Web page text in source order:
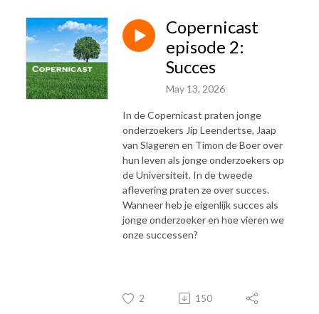
Welke tegenslagen en successen maken ze mee? Wat onderzoeken zij en
hun collega’s? En wat is de rol van de jonge onderzoeker in de huidige
maatschappij?
Copernicast
episode 2:
Succes
May 13, 2026
In de Copernicast praten jonge
onderzoekers Jip Leendertse, Jaap
van Slageren en Timon de Boer over
hun leven als jonge onderzoekers op
de Universiteit. In de tweede
aflevering praten ze over succes.
Wanneer heb je eigenlijk succes als
jonge onderzoeker en hoe vieren we
onze successen?
2 150